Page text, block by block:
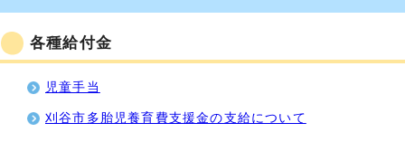
各種給付金
児童手当
刈谷市多胎児養育費支援金の支給について